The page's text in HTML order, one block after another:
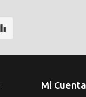
Mi Cuenta